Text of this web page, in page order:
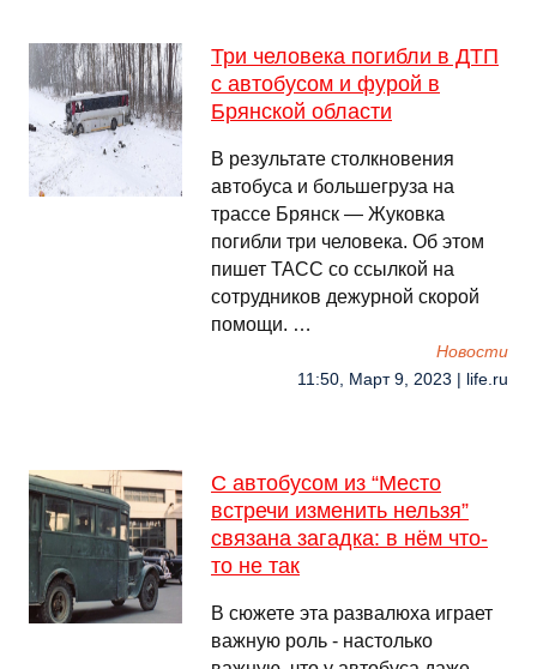
Три человека погибли в ДТП
с автобусом и фурой в
Брянской области
В результате столкновения
автобуса и большегруза на
трассе Брянск — Жуковка
погибли три человека. Об этом
пишет ТАСС со ссылкой на
сотрудников дежурной скорой
помощи. …
Новости
11:50, Март 9, 2023 | life.ru
С автобусом из “Место
встречи изменить нельзя”
связана загадка: в нём что-
то не так
В сюжете эта развалюха играет
важную роль - настолько